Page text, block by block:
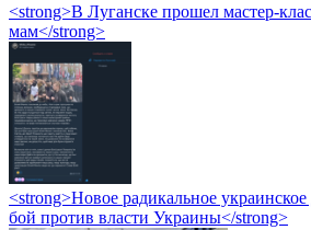
<strong>В Луганске прошел мастер-
мам</strong>
<strong>Новое радикальное
бой против власти Украины</strong>